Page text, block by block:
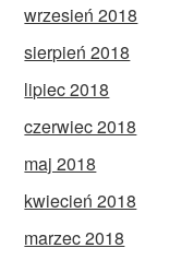
wrzesień 2018
sierpień 2018
lipiec 2018
czerwiec 2018
maj 2018
kwiecień 2018
marzec 2018